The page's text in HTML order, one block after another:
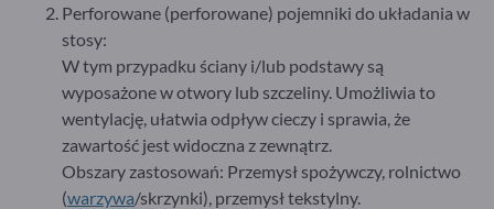
Perforowane (perforowane) pojemniki do układania w
stosy:
W tym przypadku ściany i/lub podstawy są
wyposażone w otwory lub szczeliny. Umożliwia to
wentylację, ułatwia odpływ cieczy i sprawia, że
zawartość jest widoczna z zewnątrz.
Obszary zastosowań: Przemysł spożywczy, rolnictwo
(warzywa/skrzynki), przemysł tekstylny.